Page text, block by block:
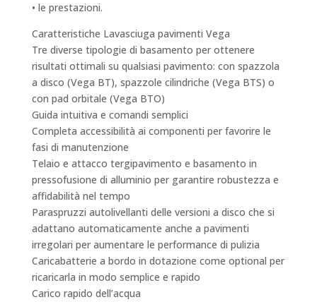
• le prestazioni.
Caratteristiche Lavasciuga pavimenti Vega
Tre diverse tipologie di basamento per ottenere
risultati ottimali su qualsiasi pavimento: con spazzola
a disco (Vega BT), spazzole cilindriche (Vega BTS) o
con pad orbitale (Vega BTO)
Guida intuitiva e comandi semplici
Completa accessibilità ai componenti per favorire le
fasi di manutenzione
Telaio e attacco tergipavimento e basamento in
pressofusione di alluminio per garantire robustezza e
affidabilità nel tempo
Paraspruzzi autolivellanti delle versioni a disco che si
adattano automaticamente anche a pavimenti
irregolari per aumentare le performance di pulizia
Caricabatterie a bordo in dotazione come optional per
ricaricarla in modo semplice e rapido
Carico rapido dell’acqua